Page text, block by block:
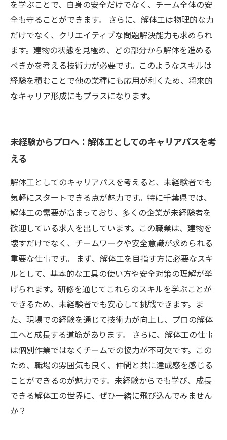
を学ぶことで、自身の安全だけでなく、チーム全体の安
全も守ることができます。 さらに、解体工は物理的な力
だけでなく、クリエイティブな問題解決能力も求められ
ます。建物の状態を見極め、どの部分から解体を進める
べきかを考える技術力が必要です。このようなスキルは
経験を積むことで他の業種にも応用が利くため、将来的
なキャリア形成にもプラスになります。
未経験からプロへ：解体工としてのキャリアパスを考
える
解体工としてのキャリアパスを考えると、未経験者でも
気軽にスタートできる点が魅力です。特に千葉県では、
解体工の需要が高まっており、多くの企業が未経験者を
歓迎している求人を出しています。この職業は、建物を
壊すだけでなく、チームワークや安全意識が求められる
重要な仕事です。 まず、解体工を目指す方に必要なスキ
ルとして、基本的な工具の使い方や安全対策の理解が挙
げられます。研修を通じてこれらのスキルを学ぶことが
できるため、未経験者でも安心して挑戦できます。ま
た、現場での経験を通じて技術力が向上し、プロの解体
工へと成長する道筋があります。 さらに、解体工の仕事
は個別作業ではなくチームでの協力が不可欠です。この
ため、職場の雰囲気も良く、仲間と共に達成感を感じる
ことができるのが魅力です。未経験からでも学び、成長
できる解体工の世界に、ぜひ一緒に飛び込んでみません
か？